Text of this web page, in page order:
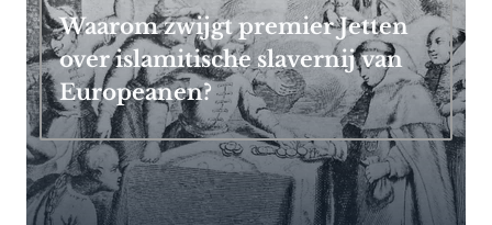
Waarom zwijgt premier Jetten
over islamitische slavernij van
Europeanen?